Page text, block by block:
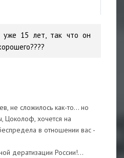
уже 15 лет, так что он
не сложилось как-то... но
Цоколоф, хочется на
в отношении вас -
дератизации России!...